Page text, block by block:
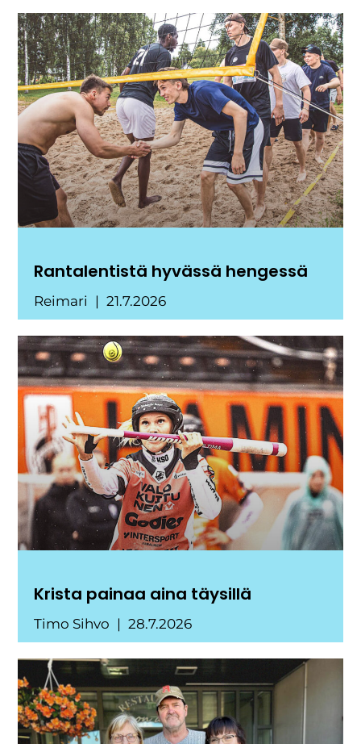
Rantalentistä hyvässä hengessä
Reimari 21.7.2026
Krista painaa aina täysillä
Timo Sihvo 28.7.2026